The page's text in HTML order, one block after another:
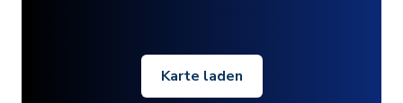
Karte laden